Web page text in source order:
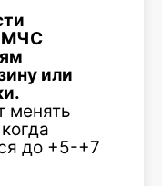
МЧС
или
менять
до +5-+7